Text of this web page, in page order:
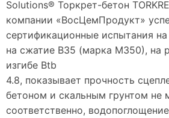
Solutions® Торкрет-бетон
компании «ВосЦемПродукт»
сертификационные испытания
на сжатие В35 (марка М350), на
изгибе Вtb
4.8, показывает прочность
бетоном и скальным грунтом не
соответственно,